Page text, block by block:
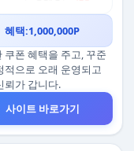
혜택:1,000,000P
쿠폰 혜택을 주고, 꾸준
적으로 오래 운영되고
뢰가 갑니다.
사이트 바로가기